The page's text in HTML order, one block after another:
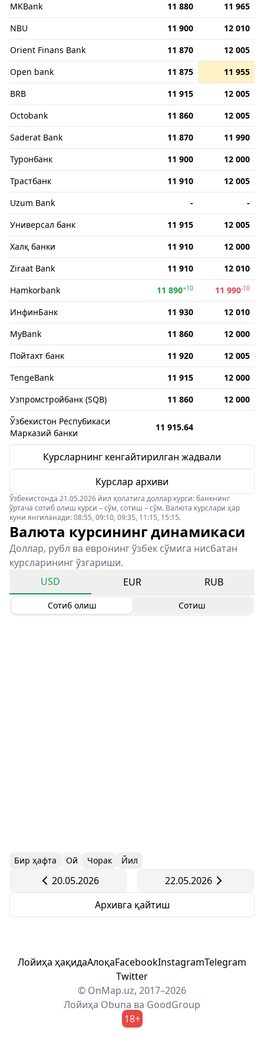
MKBank
11 880
11 965
NBU
11 900
12 010
Orient Finans Bank
11 870
12 005
Open bank
11 875
11 955
BRB
11 915
12 005
Octobank
11 860
12 005
Saderat Bank
11 870
11 990
Туронбанк
11 900
12 000
Трастбанк
11 910
12 005
Uzum Bank
-
-
Универсал банк
11 915
12 005
Халқ банки
11 910
12 000
Ziraat Bank
11 910
12 010
Hamkorbank
11 890+10 11 990-10
ИнфинБанк 11 930
12 010
MyBank
11 860
12 000
Пойтахт банк
11 920
12 005
TengeBank
11 915
12 000
Узпромстройбанк (SQB)
11 860
12 000
Ўзбекистон Респубикаси
Марказий банки
11 915.64
Курсларнинг кенгайтирилган жадвали
Курслар архиви
Ўзбекистонда 21.05.2026 йил ҳолатига доллар курси: банкнинг
ўртача сотиб олиш курси – сўм, сотиш – сўм. Валюта курслари ҳар
куни янгиланади: 08:55, 09:10, 09:35, 11:15, 15:15.
Валюта курсининг динамикаси
Доллар, рубл ва евронинг ўзбек сўмига нисбатан
курсларининг ўзгариши.
USD
EUR RUB
Сотиб олиш Сотиш
Бир ҳафта Ой Чорак Йил
20.05.2026
22.05.2026
Архивга қайтиш
Лойиҳа ҳақидаАлоқаFacebookInstagramTelegram
Twitter
© OnMap.uz, 2017–2026
Лойиҳа Obuna ва GoodGroup
18+